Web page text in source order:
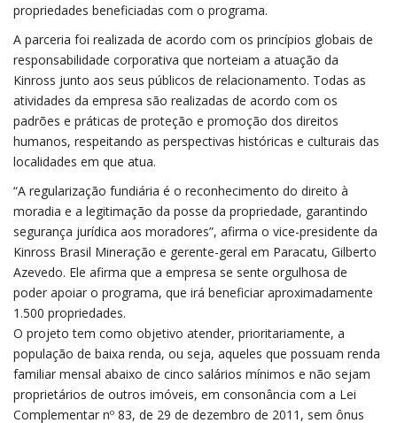
propriedades beneficiadas com o programa.
A parceria foi realizada de acordo com os princípios globais de
responsabilidade corporativa que norteiam a atuação da
Kinross junto aos seus públicos de relacionamento. Todas as
atividades da empresa são realizadas de acordo com os
padrões e práticas de proteção e promoção dos direitos
humanos, respeitando as perspectivas históricas e culturais das
localidades em que atua.
“A regularização fundiária é o reconhecimento do direito à
moradia e a legitimação da posse da propriedade, garantindo
segurança jurídica aos moradores”, afirma o vice-presidente da
Kinross Brasil Mineração e gerente-geral em Paracatu, Gilberto
Azevedo. Ele afirma que a empresa se sente orgulhosa de
poder apoiar o programa, que irá beneficiar aproximadamente
1.500 propriedades.
O projeto tem como objetivo atender, prioritariamente, a
população de baixa renda, ou seja, aqueles que possuam renda
familiar mensal abaixo de cinco salários mínimos e não sejam
proprietários de outros imóveis, em consonância com a Lei
Complementar nº 83, de 29 de dezembro de 2011, sem ônus